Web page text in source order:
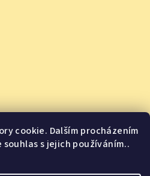
cookie. Dalším procházením
s jejich používáním..